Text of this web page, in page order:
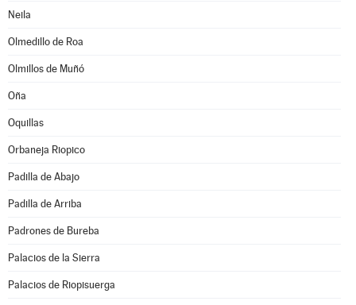
Neila
Olmedillo de Roa
Olmillos de Muñó
Oña
Oquillas
Orbaneja Riopico
Padilla de Abajo
Padilla de Arriba
Padrones de Bureba
Palacios de la Sierra
Palacios de Riopisuerga